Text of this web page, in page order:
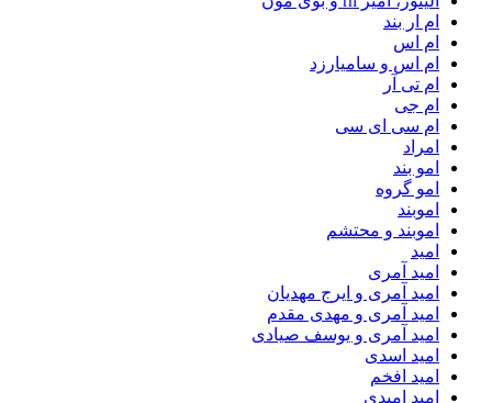
ام‌ ار بند
ام اس
ام اس و سامیارزد
ام تی آر
ام جی
ام سی ای سی
امراد
امو بند
امو گروه
اموبند
اموبند و محتشم
امید
امید آمری
امید آمری و ایرج مهدیان
امید آمری و مهدی مقدم
امید آمری و یوسف صیادی
امید اسدی
امید افخم
امید امیدی